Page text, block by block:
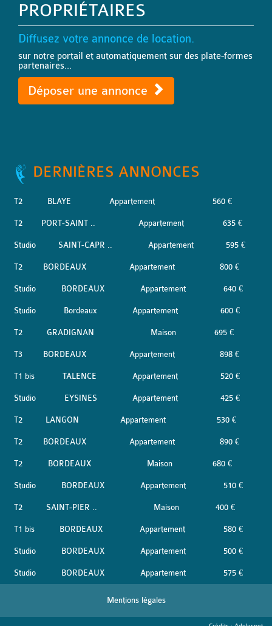
PROPRIÉTAIRES
Diffusez votre annonce de location.
sur notre portail et automatiquement sur des plate-formes
partenaires...
Déposer une annonce
DERNIÈRES ANNONCES
T2 BLAYE Appartement 560 €
T2 PORT-SAINT .. Appartement 635 €
Studio SAINT-CAPR .. Appartement 595 €
T2 BORDEAUX Appartement 800 €
Studio BORDEAUX Appartement 640 €
Studio Bordeaux Appartement 600 €
T2 GRADIGNAN Maison 695 €
T3 BORDEAUX Appartement 898 €
T1 bis TALENCE Appartement 520 €
Studio EYSINES Appartement 425 €
T2 LANGON Appartement 530 €
T2 BORDEAUX Appartement 890 €
T2 BORDEAUX Maison 680 €
Studio BORDEAUX Appartement 510 €
T2 SAINT-PIER .. Maison 400 €
T1 bis BORDEAUX Appartement 580 €
Studio BORDEAUX Appartement 500 €
Studio BORDEAUX Appartement 575 €
Mentions légales